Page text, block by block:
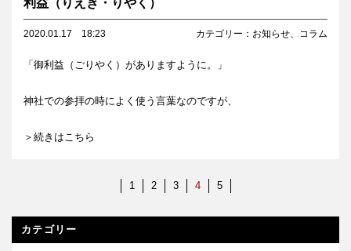
利益（りえき・りやく）
2020.01.17 18:23 カテゴリー： お知らせ、 コラム
「御利益（ごりやく）がありますように。」
神社での参拝の時によく使う言葉なのですが、
＞続きはこちら
1 2 3 4 5
カテゴリー